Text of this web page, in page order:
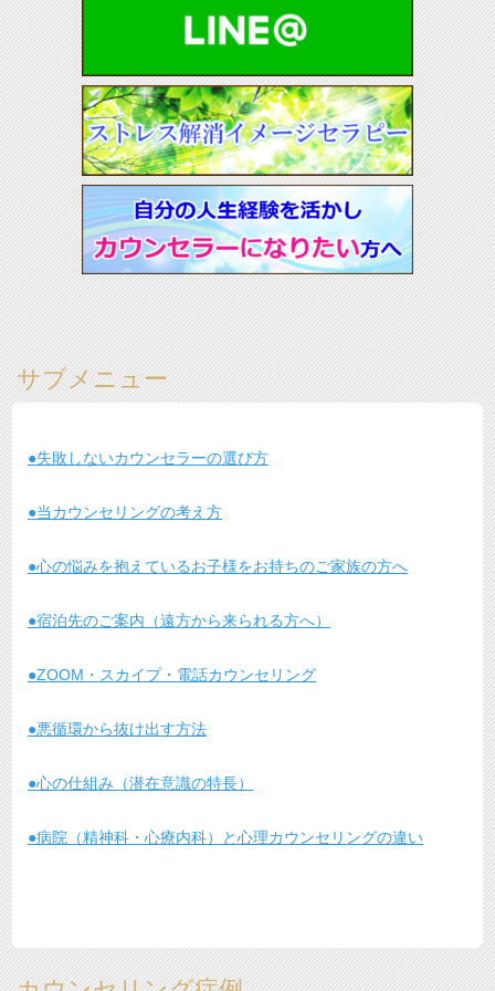
サブメニュー
●失敗しないカウンセラーの選び方
●当カウンセリングの考え方
●心の悩みを抱えているお子様をお持ちのご家族の方へ
●宿泊先のご案内（遠方から来られる方へ）
●ZOOM・スカイプ・電話カウンセリング
●悪循環から抜け出す方法
●心の仕組み（潜在意識の特長）
●病院（精神科・心療内科）と心理カウンセリングの違い